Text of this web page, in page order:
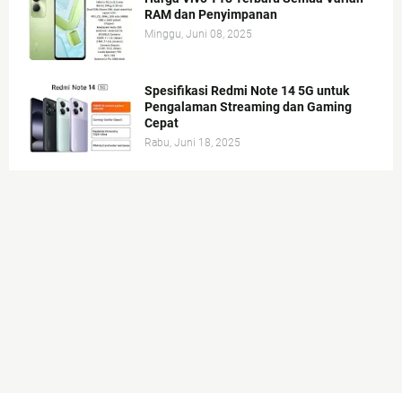
RAM dan Penyimpanan
Minggu, Juni 08, 2025
Spesifikasi Redmi Note 14 5G untuk
Pengalaman Streaming dan Gaming
Cepat
Rabu, Juni 18, 2025